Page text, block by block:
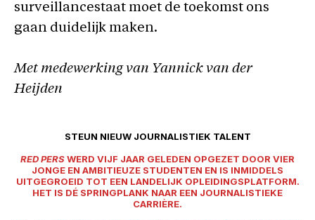
surveillancestaat moet de toekomst ons
gaan duidelijk maken.
Met medewerking van Yannick van der
Heijden
STEUN NIEUW JOURNALISTIEK TALENT
RED PERSWERD VIJF JAAR GELEDEN OPGEZET DOOR VIER
JONGE EN AMBITIEUZE STUDENTEN EN IS INMIDDELS
UITGEGROEID TOT EEN LANDELIJK OPLEIDINGSPLATFORM.
HET IS DÉ SPRINGPLANK NAAR EEN JOURNALISTIEKE
CARRIÈRE.